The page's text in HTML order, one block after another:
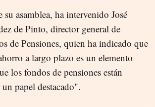
su asamblea, ha intervenido José
de Pinto, director general de
de Pensiones, quien ha indicado que
a largo plazo es un elemento
los fondos de pensiones están
papel destacado".